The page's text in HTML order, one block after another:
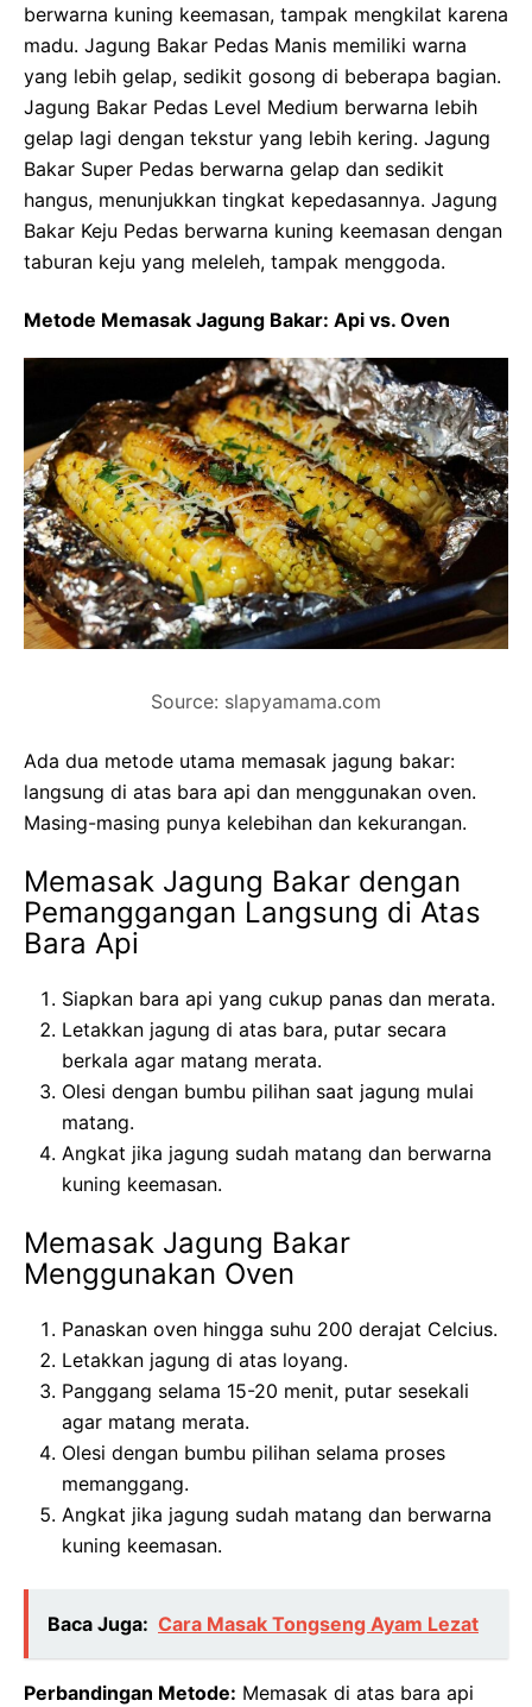
berwarna kuning keemasan, tampak mengkilat karena
madu. Jagung Bakar Pedas Manis memiliki warna
yang lebih gelap, sedikit gosong di beberapa bagian.
Jagung Bakar Pedas Level Medium berwarna lebih
gelap lagi dengan tekstur yang lebih kering. Jagung
Bakar Super Pedas berwarna gelap dan sedikit
hangus, menunjukkan tingkat kepedasannya. Jagung
Bakar Keju Pedas berwarna kuning keemasan dengan
taburan keju yang meleleh, tampak menggoda.
Metode Memasak Jagung Bakar: Api vs. Oven
Source: slapyamama.com
Ada dua metode utama memasak jagung bakar:
langsung di atas bara api dan menggunakan oven.
Masing-masing punya kelebihan dan kekurangan.
Memasak Jagung Bakar dengan
Pemanggangan Langsung di Atas
Bara Api
Siapkan bara api yang cukup panas dan merata.
Letakkan jagung di atas bara, putar secara
berkala agar matang merata.
Olesi dengan bumbu pilihan saat jagung mulai
matang.
Angkat jika jagung sudah matang dan berwarna
kuning keemasan.
Memasak Jagung Bakar
Menggunakan Oven
Panaskan oven hingga suhu 200 derajat Celcius.
Letakkan jagung di atas loyang.
Panggang selama 15-20 menit, putar sesekali
agar matang merata.
Olesi dengan bumbu pilihan selama proses
memanggang.
Angkat jika jagung sudah matang dan berwarna
kuning keemasan.
Baca Juga: Cara Masak Tongseng Ayam Lezat
Perbandingan Metode: Memasak di atas bara api